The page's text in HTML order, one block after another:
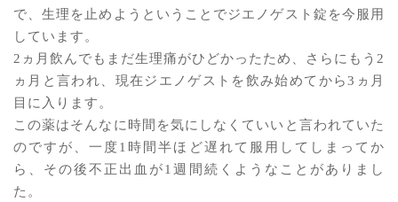
で、生理を止めようということでジエノゲスト錠を今服用
しています。
2ヵ月飲んでもまだ生理痛がひどかったため、さらにもう2
ヵ月と言われ、現在ジエノゲストを飲み始めてから3ヵ月
目に入ります。
この薬はそんなに時間を気にしなくていいと言われていた
のですが、一度1時間半ほど遅れて服用してしまってか
ら、その後不正出血が1週間続くようなことがありまし
た。